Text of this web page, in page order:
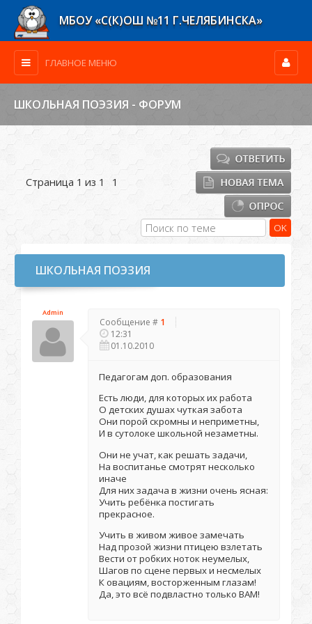
МБОУ «С(К)ОШ №11 Г.ЧЕЛЯБИНСКА»
ГЛАВНОЕ МЕНЮ
ШКОЛЬНАЯ ПОЭЗИЯ - ФОРУМ
Страница 1 из 1 1
ШКОЛЬНАЯ ПОЭЗИЯ
Admin
Сообщение # 1
12:31
01.10.2010
Педагогам доп. образования
Есть люди, для которых их работа
О детских душах чуткая забота
Они порой скромны и неприметны,
И в сутолоке школьной незаметны.
Они не учат, как решать задачи,
На воспитанье смотрят несколько
иначе
Для них задача в жизни очень ясная:
Учить ребёнка постигать
прекрасное.
Учить в живом живое замечать
Над прозой жизни птицею взлетать
Вести от робких ноток неумелых,
Шагов по сцене первых и несмелых
К овациям, восторженным глазам!
Да, это всё подвластно только ВАМ!